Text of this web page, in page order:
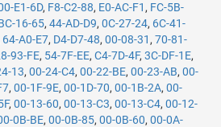
E1-6D, F8-C2-88, E0-AC-F1 , FC-5B-
16-65,44-AD-D9,0C-27-24, 6C-41-
64-A0-E7, D4-D7-48,00-08-31 ,70-81-
93-FE, 54-7F-EE,C4-7D-4F,3C-DF-1E,
13,00-24-C4,00-22-BE,00-23-AB,00-
,00-1F-9E,00-1D-70,00-1B-2A,00-
,00-13-60,00-13-C3,00-13-C4,00-12-
0B-BE,00-0B-85,00-0B-60,00-0A-